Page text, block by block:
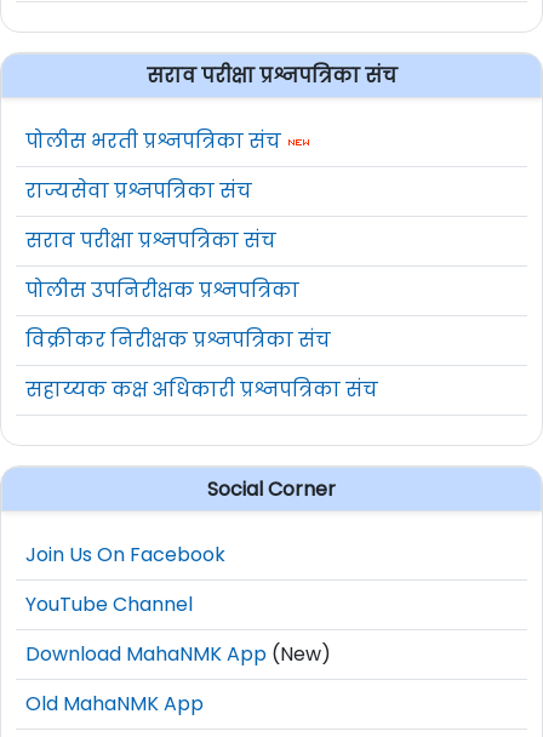
सराव परीक्षा प्रश्नपत्रिका संच
पोलीस भरती प्रश्नपत्रिका संच
राज्यसेवा प्रश्नपत्रिका संच
सराव परीक्षा प्रश्नपत्रिका संच
पोलीस उपनिरीक्षक प्रश्नपत्रिका
विक्रीकर निरीक्षक प्रश्नपत्रिका संच
सहाय्यक कक्ष अधिकारी प्रश्नपत्रिका संच
Social Corner
Join Us On Facebook
YouTube Channel
Download MahaNMK App (New)
Old MahaNMK App